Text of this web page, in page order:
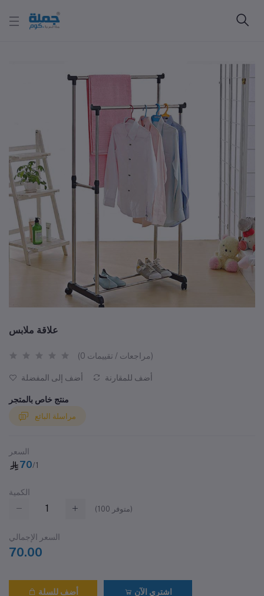
علاقة ملابس
(0 مراجعات / تقييمات)
أضف إلى المفضلة أضف للمقارنة
منتج خاص بالمتجر
مراسلة البائع
السعر
70/1
الكمية
(100 متوفر)
السعر الإجمالي
70.00
أضف للسلة اشتري الآن